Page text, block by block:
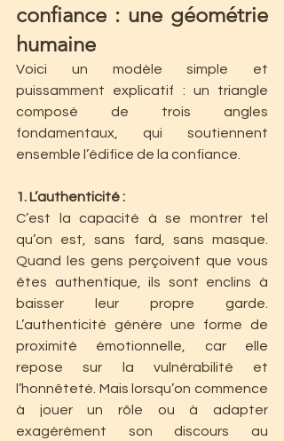
confiance : une géométrie
humaine
Voici un modèle simple et
puissamment explicatif : un triangle
composé de trois angles
fondamentaux, qui soutiennent
ensemble l’édifice de la confiance.
1. L’authenticité :
C’est la capacité à se montrer tel
qu’on est, sans fard, sans masque.
Quand les gens perçoivent que vous
êtes authentique, ils sont enclins à
baisser leur propre garde.
L’authenticité génère une forme de
proximité émotionnelle, car elle
repose sur la vulnérabilité et
l’honnêteté. Mais lorsqu’on commence
à jouer un rôle ou à adapter
exagérément son discours au